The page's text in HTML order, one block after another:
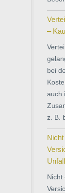
–
bei
auch
z. B.
Nicht